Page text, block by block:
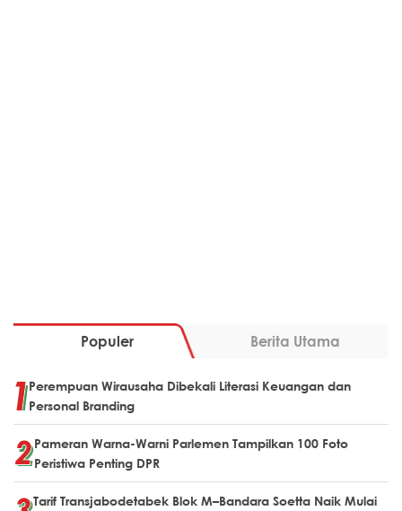
Populer Berita Utama
Perempuan Wirausaha Dibekali Literasi Keuangan dan
Personal Branding
Pameran Warna-Warni Parlemen Tampilkan 100 Foto
Peristiwa Penting DPR
Tarif Transjabodetabek Blok M–Bandara Soetta Naik Mulai